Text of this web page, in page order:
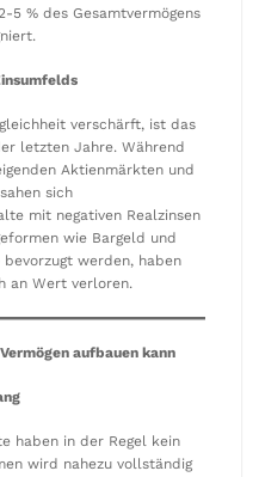
5 % des Gesamtvermögens
verschärft, ist das
letzten Jahre. Während
Aktienmärkten und
sich
mit negativen Realzinsen
wie Bargeld und
werden, haben
an Wert verloren.
aufbauen kann
haben in der Regel kein
wird nahezu vollständig